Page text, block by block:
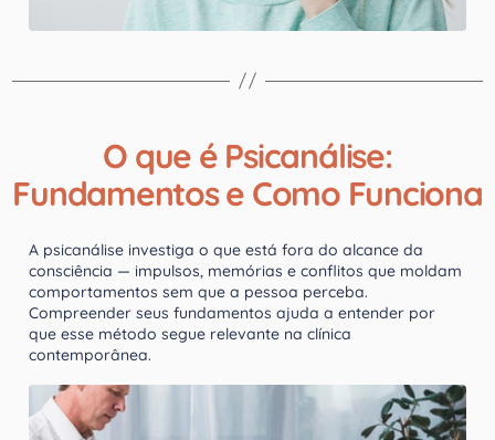
O que é Psicanálise:
Fundamentos e Como Funciona
A psicanálise investiga o que está fora do alcance da
consciência — impulsos, memórias e conflitos que moldam
comportamentos sem que a pessoa perceba.
Compreender seus fundamentos ajuda a entender por
que esse método segue relevante na clínica
contemporânea.